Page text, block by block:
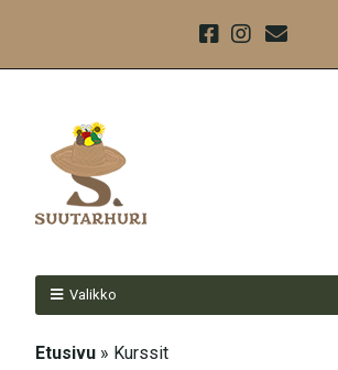
Valikko
Etusivu » Kurssit